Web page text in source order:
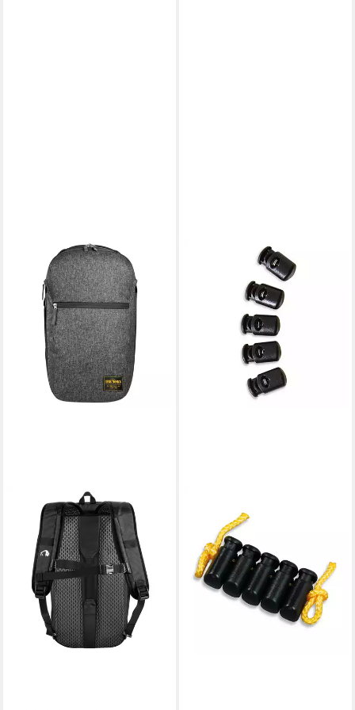
Rucksack Tanka 5-er Pack
Kordelstopper
3,00 €
(0,60 €/ 1 Stk)
in 4-5 Werktagen bei dir